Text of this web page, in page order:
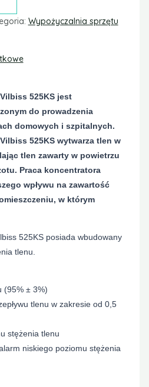
Wypożyczalnia sprzętu
525KS jest
do prowadzenia
domowych i szpitalnych.
525KS wytwarza tlen w
tlen zawarty w powietrzu
Praca koncentratora
wpływu na zawartość
w którym
525KS posiada wbudowany
tlenu.
(95% ± 3%)
tlenu w zakresie od 0,5
stężenia tlenu
niskiego poziomu stężenia